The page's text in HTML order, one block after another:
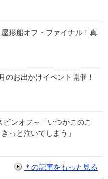
形船オフ・ファイナル！真
のお出かけイベント開催！
ピンオフ～「いつかこのこ
っと泣いてしまう」
＊の記事をもっと見る